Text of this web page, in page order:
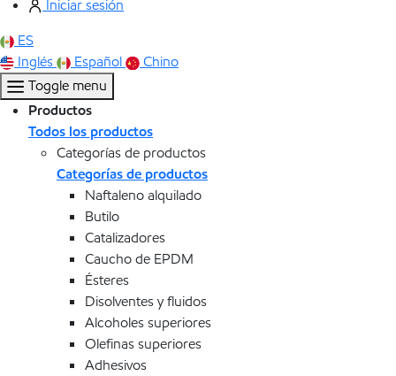
Iniciar sesión
ES
Inglés
Español
Chino
Toggle menu
Productos
Todos los productos
Categorías de productos
Categorías de productos
Naftaleno alquilado
Butilo
Catalizadores
Caucho de EPDM
Ésteres
Disolventes y fluidos
Alcoholes superiores
Olefinas superiores
Adhesivos